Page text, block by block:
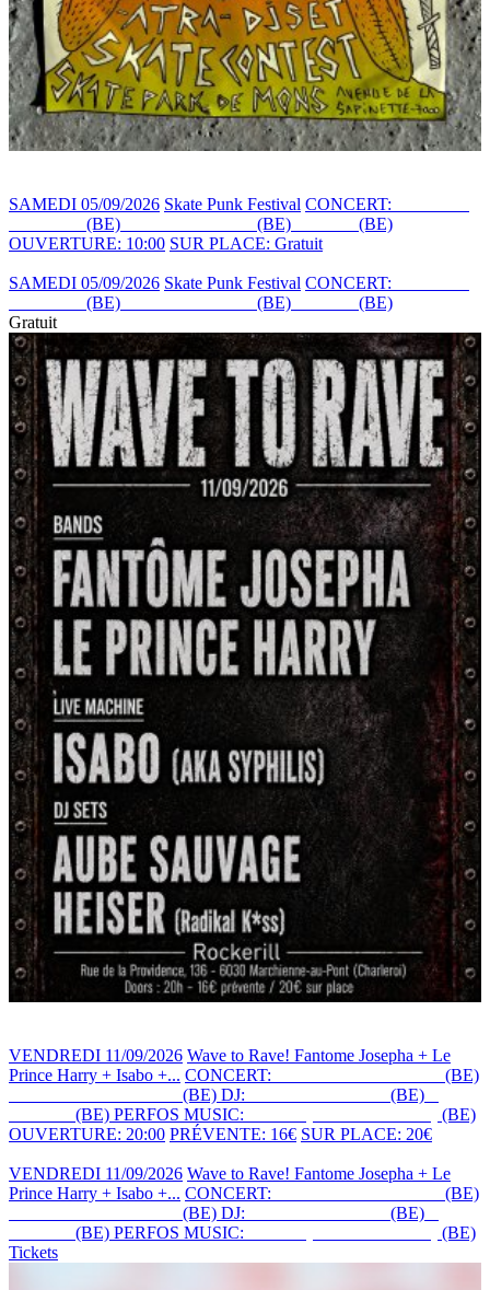
SAMEDI 05/09/2026 Skate Punk Festival CONCERT:
(BE) (BE)
(BE)
OUVERTURE: 10:00 SUR PLACE: Gratuit
SAMEDI 05/09/2026 Skate Punk Festival CONCERT:
(BE) (BE)
(BE)
Gratuit
VENDREDI 11/09/2026 Wave to Rave! Fantome Josepha + Le
Prince Harry + Isabo +... CONCERT:
(BE)
(BE) DJ: (BE)
(BE) PERFOS MUSIC:
(BE)
OUVERTURE: 20:00 PRÉVENTE: 16€ SUR PLACE: 20€
VENDREDI 11/09/2026 Wave to Rave! Fantome Josepha + Le
Prince Harry + Isabo +... CONCERT:
(BE)
(BE) DJ: (BE)
(BE) PERFOS MUSIC:
(BE)
Tickets